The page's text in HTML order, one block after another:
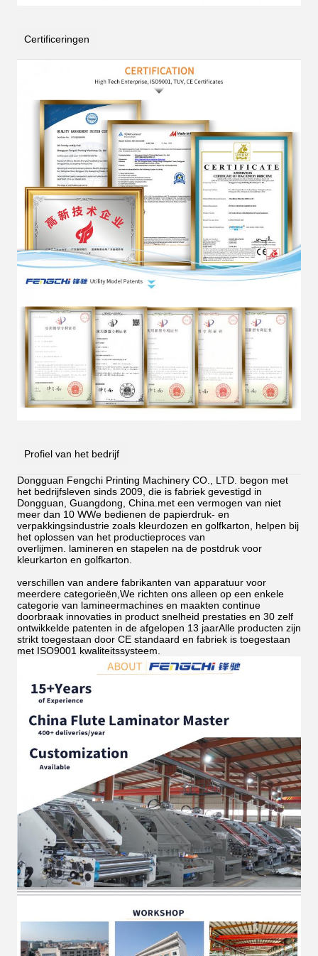
Certificeringen
Profiel van het bedrijf
Dongguan Fengchi Printing Machinery CO., LTD. begon met
het bedrijfsleven sinds 2009, die is fabriek gevestigd in
Dongguan, Guangdong, China.met een vermogen van niet
meer dan 10 WWe bedienen de papierdruk- en
verpakkingsindustrie zoals kleurdozen en golfkarton, helpen bij
het oplossen van het productieproces van
overlijmen.
lamineren en stapelen na de postdruk voor
kleurkarton en golfkarton.
verschillen van andere fabrikanten van apparatuur voor
meerdere categorieën,We richten ons alleen op een enkele
categorie van lamineermachines en maakten continue
doorbraak innovaties in product snelheid prestaties en 30 zelf
ontwikkelde patenten in de afgelopen 13 jaarAlle producten zijn
strikt toegestaan door CE standaard en fabriek is toegestaan
met ISO9001 kwaliteitssysteem.